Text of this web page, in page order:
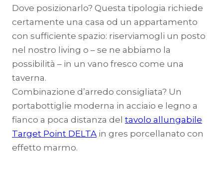
Dove posizionarlo? Questa tipologia richiede
certamente una casa od un appartamento
con sufficiente spazio: riserviamogli un posto
nel nostro living o – se ne abbiamo la
possibilità – in un vano fresco come una
taverna.
Combinazione d’arredo consigliata? Un
portabottiglie moderna in acciaio e legno a
fianco a poca distanza del tavolo allungabile
Target Point DELTA in gres porcellanato con
effetto marmo.